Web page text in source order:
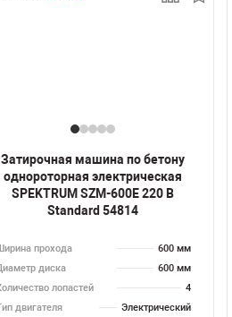
Затирочная машина по бетону
однороторная электрическая
SPEKTRUM SZM-600E 220 В
Standard 54814
прохода
600 мм
диска
600 мм
лопастей
4
двигателя
Электрический